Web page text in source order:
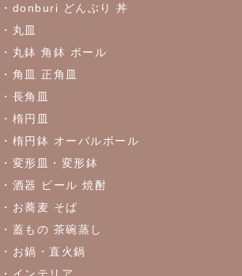
≪おすすめ≫食卓を彩るかわいい器
≪おすすめ≫実は万能！？色々使える抹茶碗
2023/4/27
≪おすすめ≫ちょこっとがうれしい♪松助窯
ーズ
2023/4/21
≪窯出し再入荷しました！≫どんなお料理に
・donburi どんぶり 丼
・丸皿
・丸鉢 角鉢 ボール
・角皿 正角皿
・長角皿
・楕円皿
・楕円鉢 オーバルボール
・変形皿・変形鉢
・酒器 ビール 焼酎
・お蕎麦 そば
・蓋もの 茶碗蒸し
・お鍋・直火鍋
・インテリア